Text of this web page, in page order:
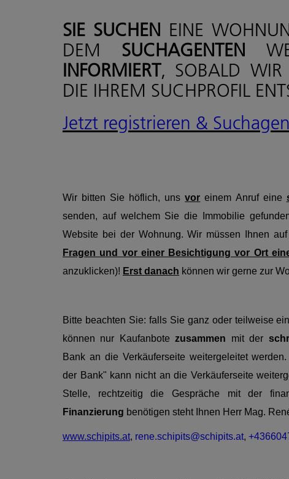
SIE SUCHEN EINE
DEM SUCHAGENTEN
INFORMIERT, SOBALD WIR
DIE IHREM SUCHPROFIL
Jetzt registrieren &
Wir bitten Sie höflich, unsvor einem Anruf eine
senden, auf welchem Sie die Immobilie
Website bei der Wohnung. Wir müssen Ihnen
Fragen und vor einer Besichtigung vor Ort
anzuklicken)! Erst danach können wir gerne zur
Bitte beachten Sie: falls Sie ganz oder teilweise
können nur Kaufanbotezusammen mit der
Bank an die Verkäuferseite weitergeleitet
der Bank" kann nicht an die Verkäuferseite
Stelle, rechtzeitig die Gespräche mit der
Finanzierung benötigen steht Ihnen Herr Mag.
www.schipits.at, rene.schipits@schipits.at,